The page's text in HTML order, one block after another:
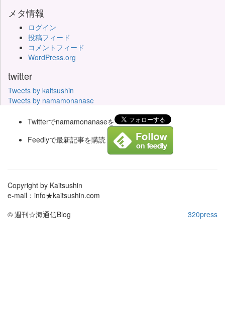
メタ情報
ログイン
投稿フィード
コメントフィード
WordPress.org
twitter
Tweets by kaitsushin
Tweets by namamonanase
Twitterでnamamonanaseを
Feedlyで最新記事を購読
Copyright by Kaitsushin
e-mail：info★kaitsushin.com
320press
© 週刊☆海通信Blog